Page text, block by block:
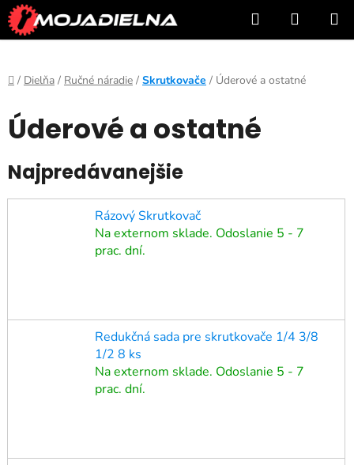
Prejsť
na
obsah
Hľadať
KOŠÍK
Domov
/ Dielňa / Ručné náradie / Skrutkovače / Úderové a ostatné
Úderové a ostatné
Najpredávanejšie
Rázový Skrutkovač
Na externom sklade. Odoslanie 5 - 7
prac. dní.
Redukčná sada pre skrutkovače 1/4 3/8
1/2 8 ks
Na externom sklade. Odoslanie 5 - 7
prac. dní.